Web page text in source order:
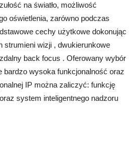
na światło, możliwość
oświetlenia, zarówno podczas
cechy użytkowe dokonując
strumieni wizji , dwukierunkowe
back focus . Oferowany wybór
wysoka funkcjonalność oraz
IP można zaliczyć: funkcję
system inteligentnego nadzoru